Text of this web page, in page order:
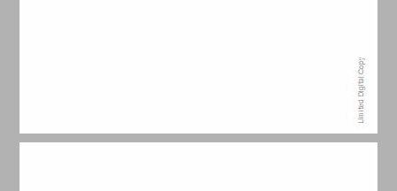
1 עצמאותה של הרות ... 11